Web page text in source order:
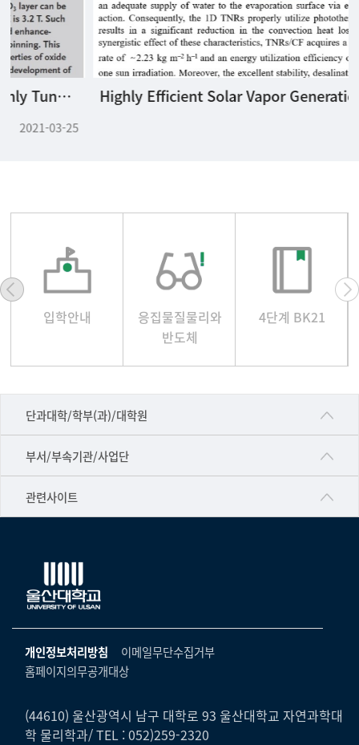
Highly Efficient Solar Vapor Generation via a Simple Morphological Alteration of TiO2 Films Grown on a Glassy Carbon Foam
입학안내
응집물질물리와
반도체
4단계 BK21
단과대학/학부(과)/대학원
■인문대학
▷국어국문학부
▷일본어·일본학과
▷프랑스어·프랑스학과
▷스페인·중남미학과
▷철학·상담학과
■사회과학대학
▷사회과학부
부서/부속기관/사업단
공동기기센터
공학교육혁신센터
국제교류처
기초과학연구소
물리BK 미래혁신응집물질물리인재교육연구단
미래기술혁신융합형인재양성센터
관련사이트
건강가정지원센터
교수협의회
노동조합
생명윤리위원회
온라인 기술거래 플랫폼
울산대신문
울산대학교병원
개인정보처리방침
이메일무단수집거부
홈페이지의무공개대상
(44610) 울산광역시 남구 대학로 93 울산대학교 자연과학대
학 물리학과/ TEL : 052)259-2320